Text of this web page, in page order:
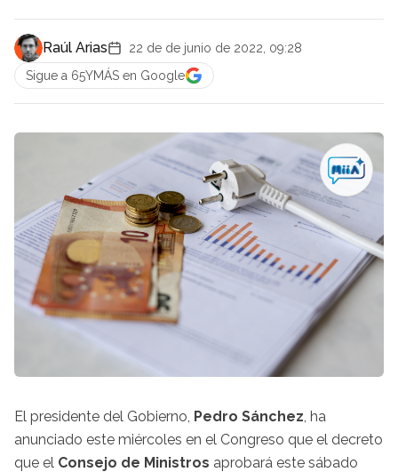
Raúl Arias
22 de de junio de 2022, 09:28
Sigue a 65YMÁS en Google
El presidente del Gobierno, Pedro Sánchez , ha
anunciado este miércoles en el Congreso que el decreto
que el Consejo de Ministros aprobará este sábado